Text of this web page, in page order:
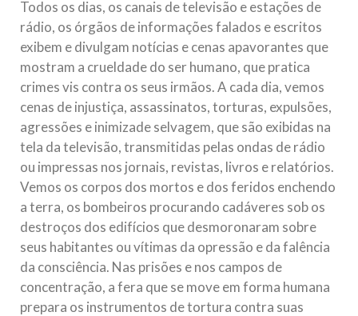
10 DE NOVEMBRO DE 2013
Falecimento do Imam Ali Ibn Al-Hussein
(A.S.)
Em nome de Deus, o Clemente, o Misericordioso! Diante da
data em que relembramos o martírio do quarto Imam dos
(A.S.), conhecido por “Zein Al-Ábidin” (Formosura
NOTÍCIAS
Centro Islâmico no Brasil recebe o ex-
ministro das Relações Exteriores da
República Islâmica do Irã
Na noite da quinta-feira, 03 de Abril, o Centro Islâmico no
Brasil recebeu em sua sede, em São Paulo, o ex-ministro das
Relações Exteriores da República Islâmica do Irã, Sr. Kamal
Todos os dias, os canais de televisão e estações de
rádio, os órgãos de informações falados e escritos
exibem e divulgam notícias e cenas apavorantes que
mostram a crueldade do ser humano, que pratica
crimes vis contra os seus irmãos. A cada dia, vemos
cenas de injustiça, assassinatos, torturas, expulsões,
agressões e inimizade selvagem, que são exibidas na
tela da televisão, transmitidas pelas ondas de rádio
ou impressas nos jornais, revistas, livros e relatórios.
Vemos os corpos dos mortos e dos feridos enchendo
a terra, os bombeiros procurando cadáveres sob os
destroços dos edifícios que desmoronaram sobre
seus habitantes ou vítimas da opressão e da falência
da consciência. Nas prisões e nos campos de
concentração, a fera que se move em forma humana
prepara os instrumentos de tortura contra suas